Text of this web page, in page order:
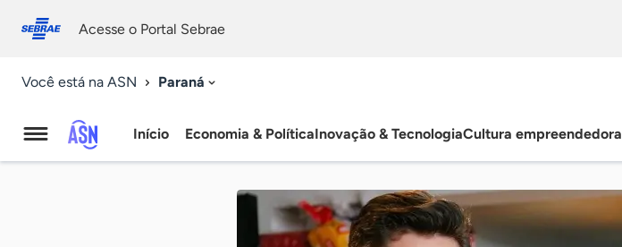
conosco
Acesse o Portal Sebrae
Você está na ASN Paraná
Agência
Início Economia & PolíticaInovação & TecnologiaCultura empreendedora